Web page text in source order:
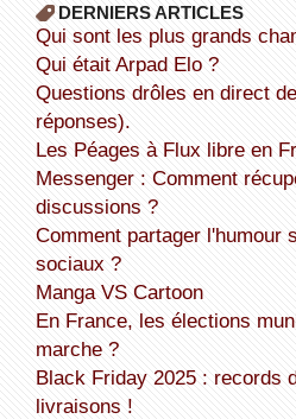
DERNIERS ARTICLES
Qui sont les plus grands
Qui était Arpad Elo ?
Questions drôles en direct de Facebook (avec les
réponses).
Les Péages à Flux libre en
Messenger : Comment récupérer et lire toutes les
discussions ?
Comment partager l'humour sur les réseaux
sociaux ?
Manga VS Cartoon
En France, les élections municipales : comment ça
marche ?
Black Friday 2025 : records de ventes, chaos de
livraisons !